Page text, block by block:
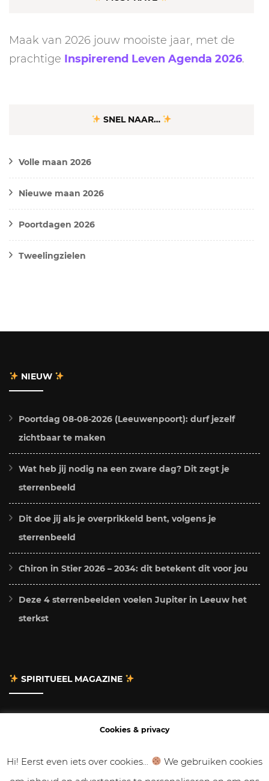
Maak van 2026 jouw mooiste jaar, met de
prachtige Inspirerend Leven Agenda 2026.
SNEL NAAR…
Volle maan 2026
Nieuwe maan 2026
Poortdagen 2026
Tweelingzielen
NIEUW
Poortdag 08-08-2026 (Leeuwenpoort): durf jezelf
zichtbaar te maken
Wat heb jij nodig na een zware dag? Dit zegt je
sterrenbeeld
Dit doe jij als je overprikkeld bent, volgens je
sterrenbeeld
Chiron in Stier 2026 – 2034: dit betekent dit voor jou
Deze 4 sterrenbeelden voelen Jupiter in Leeuw het
sterkst
SPIRITUEEL MAGAZINE
Cookies & privacy
Hi! Eerst even iets over cookies...
We gebruiken cookies